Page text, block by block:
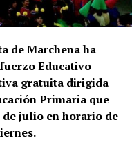
de Marchena ha
Educativo
gratuita dirigida
Primaria que
julio en horario de